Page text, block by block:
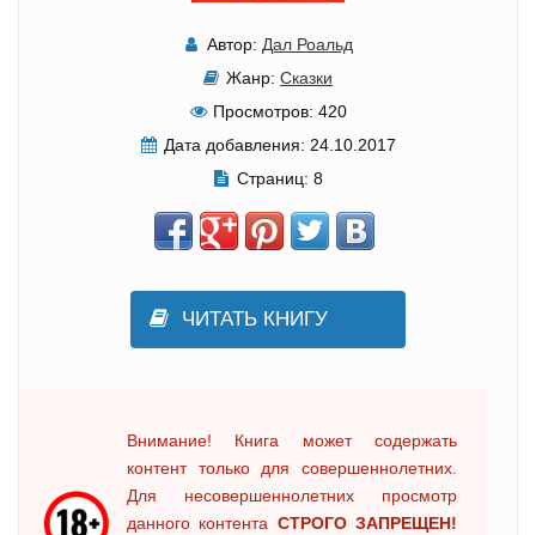
Автор: Дал Роальд
Жанр: Сказки
Просмотров: 420
Дата добавления: 24.10.2017
Страниц: 8
ЧИТАТЬ КНИГУ
Внимание! Книга может содержать
контент только для совершеннолетних.
Для несовершеннолетних просмотр
данного контента СТРОГО ЗАПРЕЩЕН!